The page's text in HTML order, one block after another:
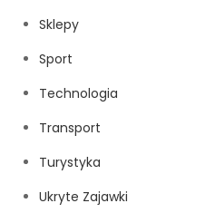
Sklepy
Sport
Technologia
Transport
Turystyka
Ukryte Zajawki